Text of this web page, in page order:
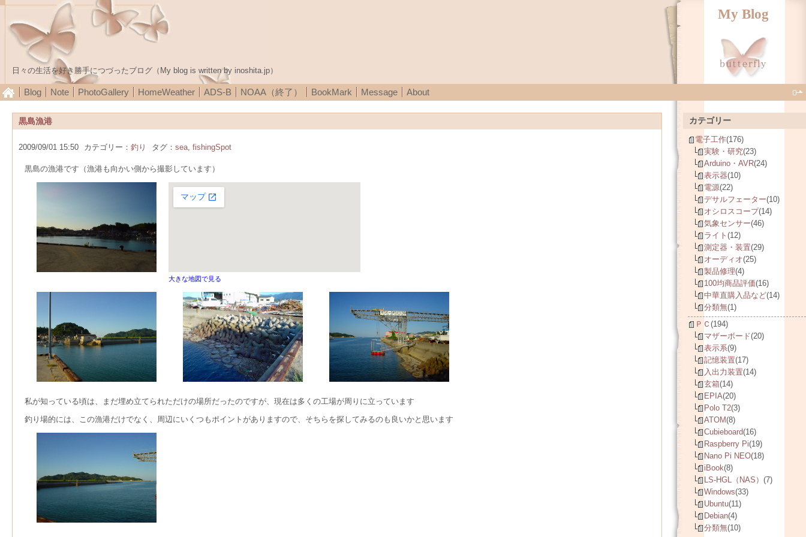
My Blog
日々の生活を好き勝手につづったブログ（My blog is written by inoshita.jp）
Blog Note PhotoGallery HomeWeather ADS-B NOAA（終了） BookMark Message About
黒島漁港
2009/09/01 15:50 カテゴリー： 釣り タグ： sea, fishingSpot
黒島の漁港です（漁港も向かい側から撮影しています）
大きな地図で見る
私が知っている頃は、まだ埋め立てられただけの場所だったのですが、現在は多くの工場が周りに立っています
釣り場的には、この漁港だけでなく、周辺にいくつもポイントがありますので、そちらを探してみるのも良いかと思います
カテゴリー
電子工作(176)
実験・研究(23)
Arduino・AVR(24)
表示器(10)
電源(22)
デサルフェーター(10)
オシロスコープ(14)
気象センサー(46)
ライト (12)
測定器・装置(29)
オーディオ(25)
製品修理(4)
100均商品評価(16)
中華直購入品など(14)
分類無(1)
ＰＣ (194)
マザーボード(20)
表示系(9)
記憶装置(17)
入出力装置(14)
玄箱(14)
EPIA(20)
Polo T2(3)
ATOM(8)
Cubieboard(16)
Raspberry Pi(19)
Nano Pi NEO(18)
iBook(8)
LS-HGL（NAS） (7)
Windows(33)
Ubuntu(11)
Debian(4)
分類無(10)